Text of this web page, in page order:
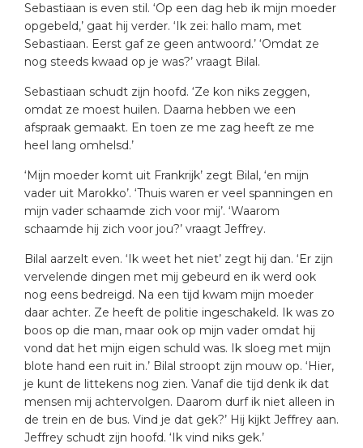
Sebastiaan is even stil. ‘Op een dag heb ik mijn moeder
opgebeld,’ gaat hij verder. ‘Ik zei: hallo mam, met
Sebastiaan. Eerst gaf ze geen antwoord.’ ‘Omdat ze
nog steeds kwaad op je was?’ vraagt Bilal.
Sebastiaan schudt zijn hoofd. ‘Ze kon niks zeggen,
omdat ze moest huilen. Daarna hebben we een
afspraak gemaakt. En toen ze me zag heeft ze me
heel lang omhelsd.’
‘Mijn moeder komt uit Frankrijk’ zegt Bilal, ‘en mijn
vader uit Marokko’. ‘Thuis waren er veel spanningen en
mijn vader schaamde zich voor mij’. ‘Waarom
schaamde hij zich voor jou?’ vraagt Jeffrey.
Bilal aarzelt even. ‘Ik weet het niet’ zegt hij dan. ‘Er zijn
vervelende dingen met mij gebeurd en ik werd ook
nog eens bedreigd. Na een tijd kwam mijn moeder
daar achter. Ze heeft de politie ingeschakeld. Ik was zo
boos op die man, maar ook op mijn vader omdat hij
vond dat het mijn eigen schuld was. Ik sloeg met mijn
blote hand een ruit in.’ Bilal stroopt zijn mouw op. ‘Hier,
je kunt de littekens nog zien. Vanaf die tijd denk ik dat
mensen mij achtervolgen. Daarom durf ik niet alleen in
de trein en de bus. Vind je dat gek?’ Hij kijkt Jeffrey aan.
Jeffrey schudt zijn hoofd. ‘Ik vind niks gek.’